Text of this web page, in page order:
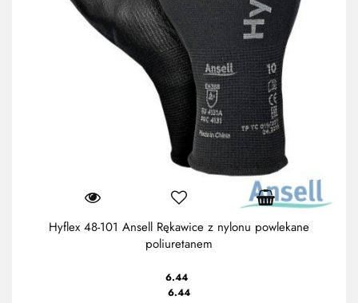
Hyflex 48-101 Ansell Rękawice z nylonu powlekane
poliuretanem
6.44
6.44